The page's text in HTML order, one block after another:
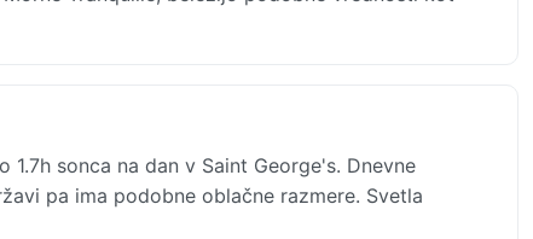
sonca na dan v Saint George's. Dnevne
pa ima podobne oblačne razmere. Svetla